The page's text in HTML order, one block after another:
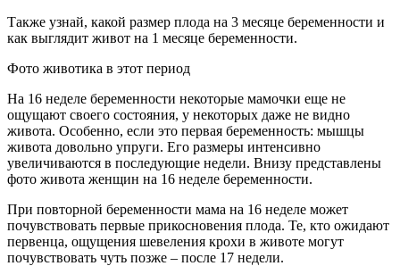
Также узнай, какой размер плода на 3 месяце беременности и
как выглядит живот на 1 месяце беременности.
Фото животика в этот период
На 16 неделе беременности некоторые мамочки еще не
ощущают своего состояния, у некоторых даже не видно
живота. Особенно, если это первая беременность: мышцы
живота довольно упруги. Его размеры интенсивно
увеличиваются в последующие недели. Внизу представлены
фото живота женщин на 16 неделе беременности.
При повторной беременности мама на 16 неделе может
почувствовать первые прикосновения плода. Те, кто ожидают
первенца, ощущения шевеления крохи в животе могут
почувствовать чуть позже – после 17 недели.